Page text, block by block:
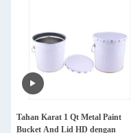
Tahan Karat 1 Qt Metal Paint
Bucket And Lid HD dengan